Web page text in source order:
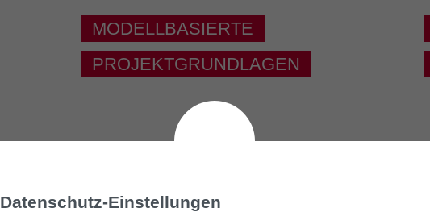
MODELLBASIERTE
PROJEKTGRUNDLAGEN
Datenschutz-Einstellungen